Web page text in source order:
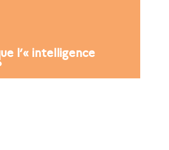
l’« intelligence